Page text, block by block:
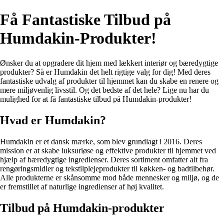
Få Fantastiske Tilbud på
Humdakin-Produkter!
Ønsker du at opgradere dit hjem med lækkert interiør og bæredygtige
produkter? Så er Humdakin det helt rigtige valg for dig! Med deres
fantastiske udvalg af produkter til hjemmet kan du skabe en renere og
mere miljøvenlig livsstil. Og det bedste af det hele? Lige nu har du
mulighed for at få fantastiske tilbud på Humdakin-produkter!
Hvad er Humdakin?
Humdakin er et dansk mærke, som blev grundlagt i 2016. Deres
mission er at skabe luksuriøse og effektive produkter til hjemmet ved
hjælp af bæredygtige ingredienser. Deres sortiment omfatter alt fra
rengøringsmidler og tekstilplejeprodukter til køkken- og badtilbehør.
Alle produkterne er skånsomme mod både mennesker og miljø, og de
er fremstillet af naturlige ingredienser af høj kvalitet.
Tilbud på Humdakin-produkter